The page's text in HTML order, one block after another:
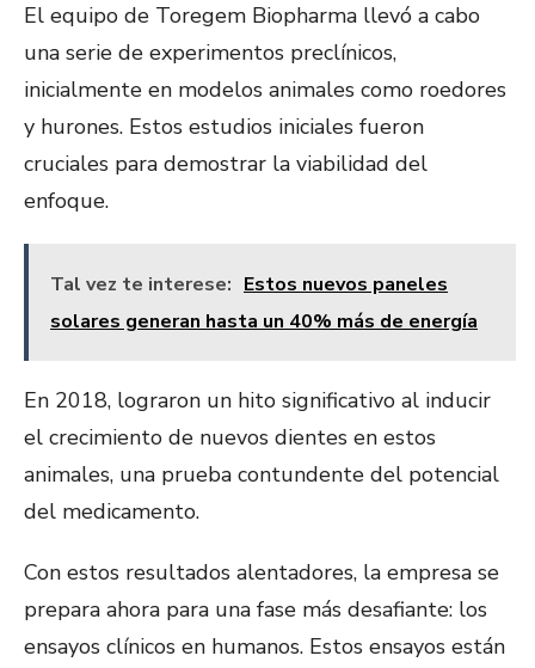
El equipo de Toregem Biopharma llevó a cabo
una serie de experimentos preclínicos,
inicialmente en modelos animales como roedores
y hurones. Estos estudios iniciales fueron
cruciales para demostrar la viabilidad del
enfoque.
Tal vez te interese: Estos nuevos paneles
solares generan hasta un 40% más de energía
En 2018, lograron un hito significativo al inducir
el crecimiento de nuevos dientes en estos
animales, una prueba contundente del potencial
del medicamento.
Con estos resultados alentadores, la empresa se
prepara ahora para una fase más desafiante: los
ensayos clínicos en humanos. Estos ensayos están